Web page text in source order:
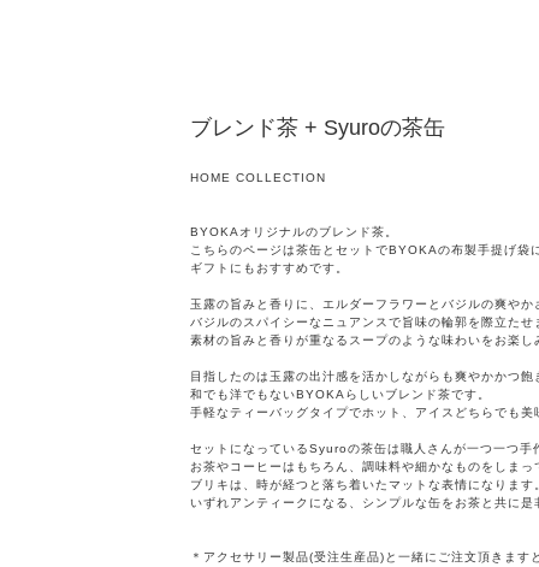
ブレンド茶 + Syuroの茶缶
HOME COLLECTION
BYOKAオリジナルのブレンド茶。
こちらのページは茶缶とセットでBYOKAの布製手提げ袋
ギフトにもおすすめです。
玉露の旨みと香りに、エルダーフラワーとバジルの爽やか
バジルのスパイシーなニュアンスで旨味の輪郭を際立たせ
素材の旨みと香りが重なるスープのような味わいをお楽し
目指したのは玉露の出汁感を活かしながらも爽やかかつ
和でも洋でもないBYOKAらしいブレンド茶です。
手軽なティーバッグタイプでホット、アイスどちらでも
セットになっているSyuroの茶缶は職人さんが一つ一つ手
お茶やコーヒーはもちろん、調味料や細かなものをしまっ
ブリキは、時が経つと落ち着いたマットな表情になります
いずれアンティークになる、シンプルな缶をお茶と共に是
＊アクセサリー製品(受注生産品)と一緒にご注文頂きます